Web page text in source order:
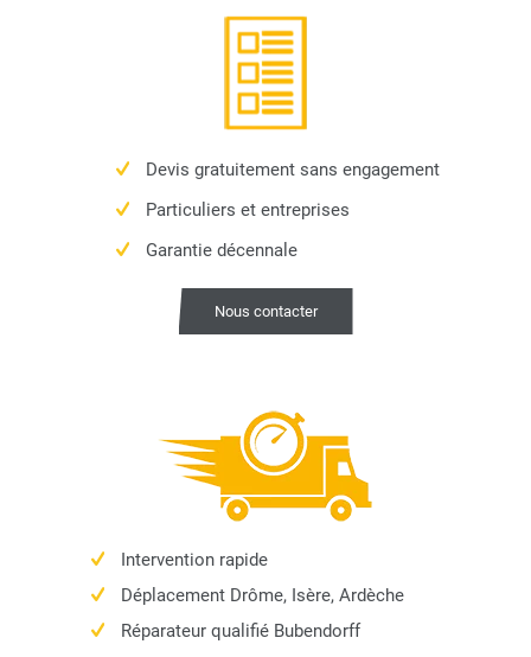
Devis gratuitement sans engagement
Particuliers et entreprises
Garantie décennale
Nous contacter
Intervention rapide
Déplacement Drôme, Isère, Ardèche
Réparateur qualifié Bubendorff